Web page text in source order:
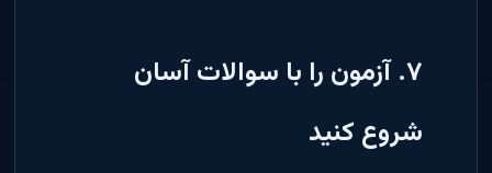
۷. آزمون را با سوالات آسان
شروع کنید